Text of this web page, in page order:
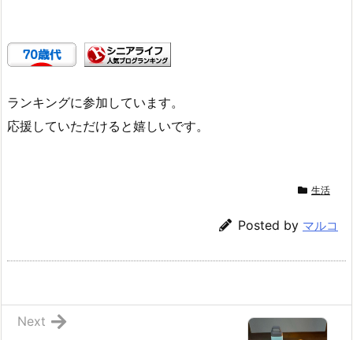
ランキングに参加しています。
応援していただけると嬉しいです。
生活
Posted by マルコ
Next